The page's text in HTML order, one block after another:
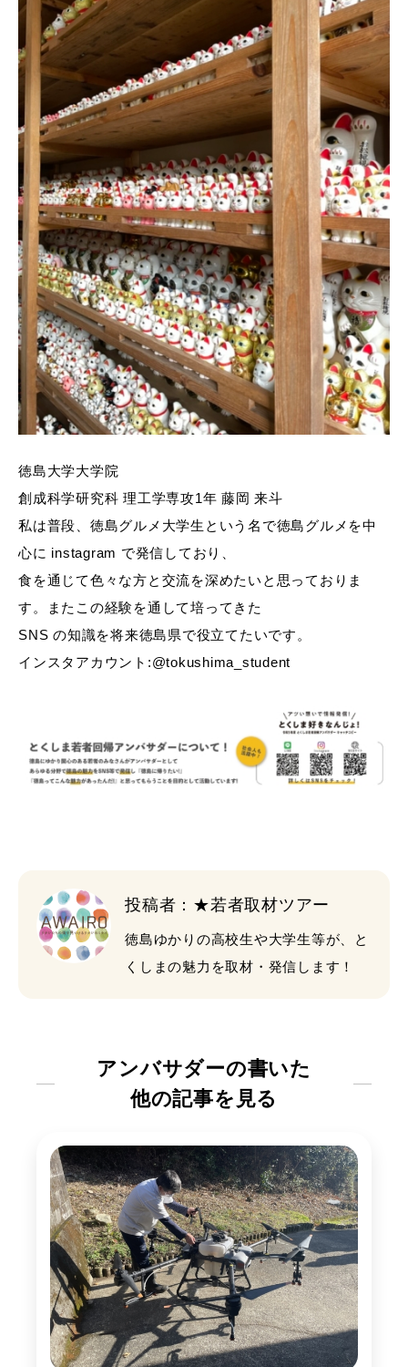
徳島大学大学院
創成科学研究科 理工学専攻1年 藤岡 来斗
私は普段、徳島グルメ大学生という名で徳島グルメを中
心に instagram で発信しており、
食を通じて色々な方と交流を深めたいと思っておりま
す。またこの経験を通して培ってきた
SNS の知識を将来徳島県で役立てたいです。
インスタアカウント:@tokushima_student
投稿者：★若者取材ツアー
徳島ゆかりの高校生や大学生等が、と
くしまの魅力を取材・発信します！
アンバサダーの書いた
他の記事を見る